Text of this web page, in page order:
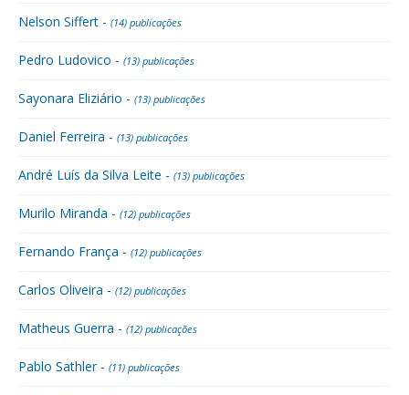
Nelson Siffert - (14) publicações
Pedro Ludovico - (13) publicações
Sayonara Eliziário - (13) publicações
Daniel Ferreira - (13) publicações
André Luís da Silva Leite - (13) publicações
Murilo Miranda - (12) publicações
Fernando França - (12) publicações
Carlos Oliveira - (12) publicações
Matheus Guerra - (12) publicações
Pablo Sathler - (11) publicações